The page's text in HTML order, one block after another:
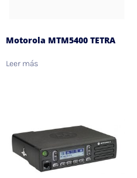
Motorola MTM5400 TETRA
Leer más